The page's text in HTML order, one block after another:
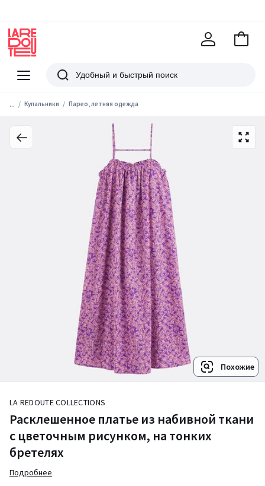
Меню
Redoute
Поиск
В
... Купальники Парео, летняя одежда
Похожие
LA REDOUTE COLLECTIONS
Расклешенное платье из набивной ткани
с цветочным рисунком, на тонких
бретелях
Подробнее